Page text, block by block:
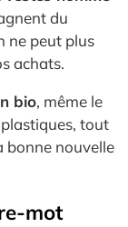
du
ne peut plus
achats.
bio, même le
tout
bonne nouvelle
mot